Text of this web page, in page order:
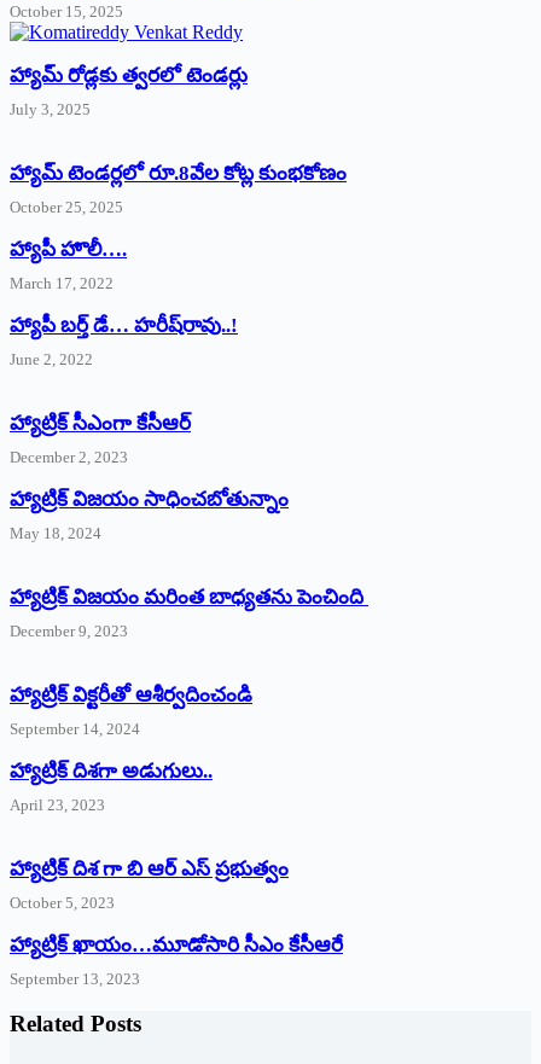
October 15, 2025
హ్యామ్‌ రోడ్లకు త్వరలో టెండర్లు
July 3, 2025
హ్యామ్‌ ‌టెండర్లలో రూ.8వేల కోట్ల కుంభకోణం
October 25, 2025
హ్యాపీ హొలీ….
March 17, 2022
హ్యాపీ బర్త్ ‌డే… హరీష్‌రావు..!
June 2, 2022
హ్యాట్రిక్‌ ‌సీఎంగా కేసీఆర్‌
December 2, 2023
హ్యాట్రిక్‌ విజయం సాధించబోతున్నాం
May 18, 2024
హ్యాట్రిక్ విజయం మరింత బాధ్యతను పెంచింది
December 9, 2023
హ్యాట్రిక్‌ ‌విక్టరీతో ఆశీర్వదించండి
September 14, 2024
‌హ్యాట్రిక్‌ ‌దిశగా అడుగులు..
April 23, 2023
హ్యాట్రిక్ దిశ గా బి ఆర్ ఎస్ ప్రభుత్వం
October 5, 2023
హ్యాట్రిక్‌ ‌ఖాయం…మూడోసారి సీఎం కేసీఆరే
September 13, 2023
Related Posts